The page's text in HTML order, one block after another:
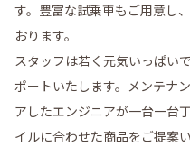
す。豊富な試乗車もご用意し
おります。
スタッフは若く元気いっぱい
ポートいたします。メンテナ
アしたエンジニアが一台一台
イルに合わせた商品をご提案い